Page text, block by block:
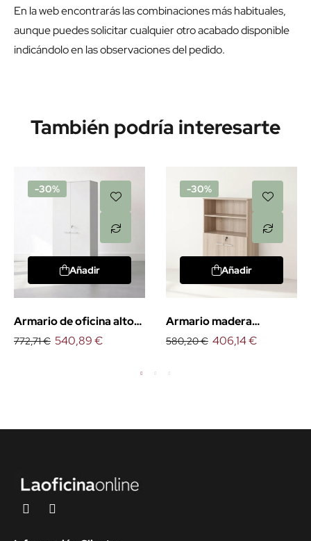
En la web encontrarás las combinaciones más habituales,
aunque puedes solicitar cualquier otro acabado disponible
indicándolo en las observaciones del pedido.
También podría interesarte
-30%
Añadir
Armario de oficina alto
con puertas
772,71 € 540,89 €
-30%
Añadir
Armario madera
mediano con puertas
580,20 € 406,14 €